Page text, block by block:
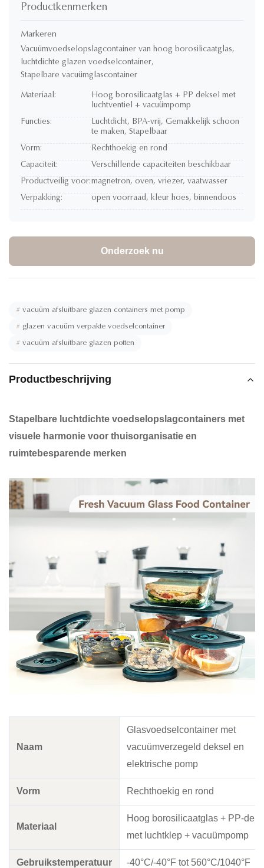
Productkenmerken
Markeren
Vacuümvoedselopslagcontainer van hoog borosilicaatglas,
luchtdichte glazen voedselcontainer,
Stapelbare vacuümglascontainer
Materiaal:
Hoog borosilicaatglas + PP deksel met
luchtventiel + vacuümpomp
Functies:
Luchtdicht, BPA-vrij, Gemakkelijk schoon
te maken, Stapelbaar
Vorm:
Rechthoekig en rond
Capaciteit:
Verschillende capaciteiten beschikbaar
Productveilig voor:magnetron, oven, vriezer, vaatwasser
Verpakking:
open voorraad, kleur hoes, binnendoos
Onderzoek nu
# vacuüm afsluitbare glazen containers met pomp
# glazen vacuüm verpakte voedselcontainer
# vacuüm afsluitbare glazen potten
Productbeschrijving
Stapelbare luchtdichte voedselopslagcontainers met
visuele harmonie voor thuisorganisatie en
ruimtebesparende merken
Naam
Glasvoedselcontainer met
vacuümverzegeld deksel en
elektrische pomp
Vorm Rechthoekig en rond
Materiaal
Hoog borosilicaatglas + PP-
met luchtklep + vacuümpomp
Gebruikstemperatuur -40°C/-40°F tot 560°C/1040°F